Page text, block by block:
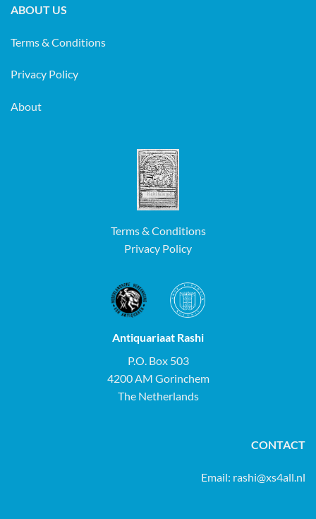
ABOUT US
Terms & Conditions
Privacy Policy
About
Terms & Conditions
Privacy Policy
Antiquariaat Rashi
P.O. Box 503
4200 AM Gorinchem
The Netherlands
CONTACT
Email: rashi@xs4all.nl